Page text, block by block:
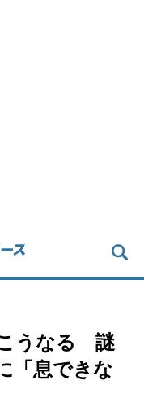
うなる 謎
「息できな